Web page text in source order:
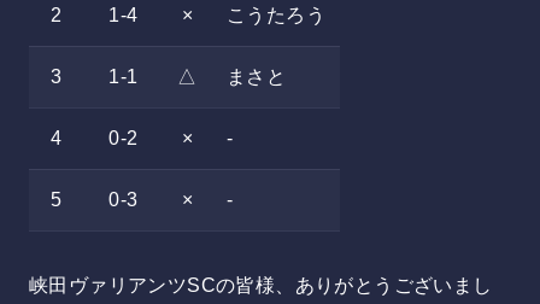
2 1-4 × こうたろう
3 1-1 △ まさと
4 0-2 × -
5 0-3 × -
峡田ヴァリアンツSCの皆様、ありがとうございまし